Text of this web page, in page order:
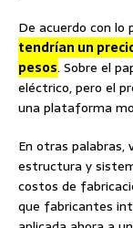
De acuerdo con lo
tendrían un
pesos. Sobre el
eléctrico, pero el
una plataforma
En otras palabras,
estructura y
costos de
que fabricantes